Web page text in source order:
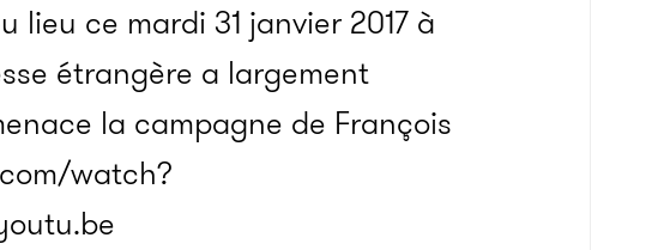
lieu ce mardi 31 janvier 2017 à
étrangère a largement
la campagne de François
watch?